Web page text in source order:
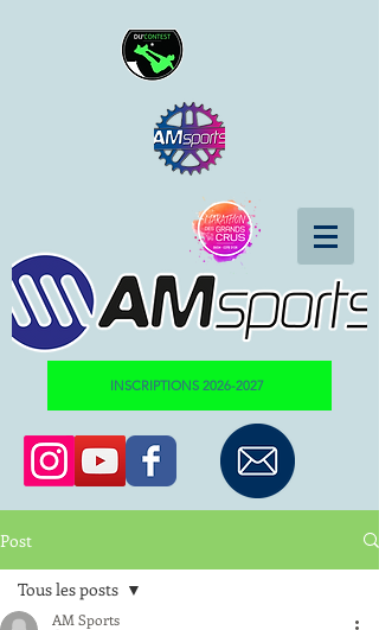
INSCRIPTIONS 2026-2027
Post
Tous les posts
AM Sports